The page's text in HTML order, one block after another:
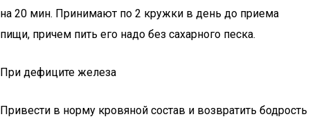
на 20 мин. Принимают по 2 кружки в день до приема
пищи, причем пить его надо без сахарного песка.
При дефиците железа
Привести в норму кровяной состав и возвратить бодрость